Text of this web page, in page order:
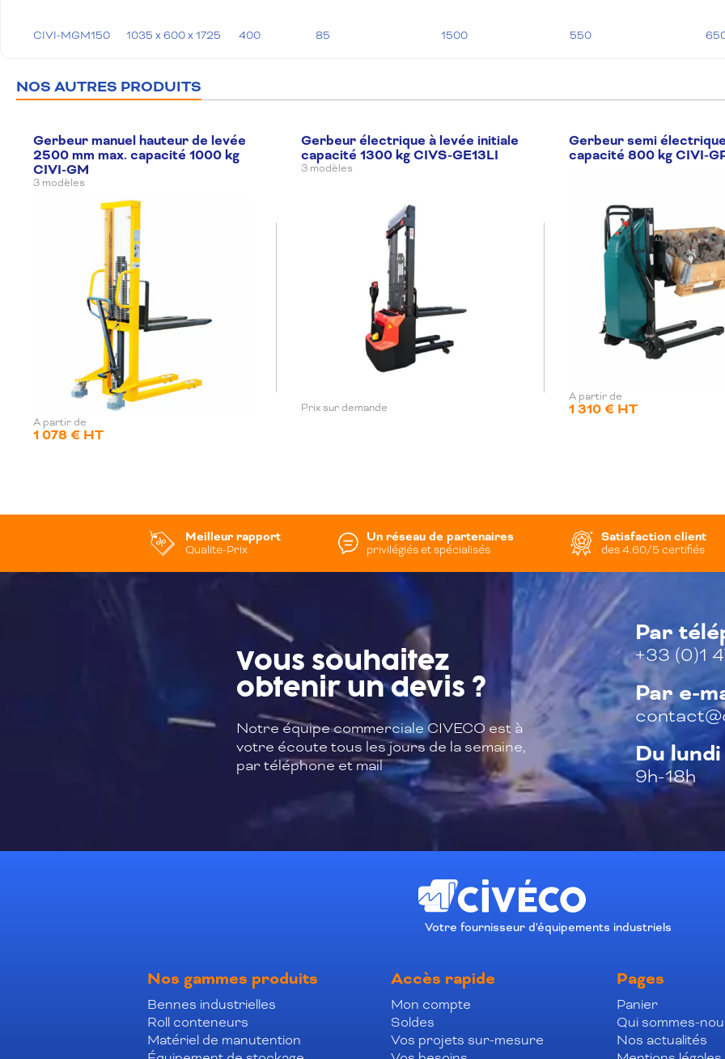
CIVI-MGM150 1035 x 600 x 1725 400 85 1500 550
NOS AUTRES PRODUITS
Gerbeur manuel hauteur de levée
2500 mm max. capacité 1000 kg
CIVI-GM
3 modèles
A partir de
1 078 € HT
Gerbeur électrique à levée initiale
capacité 1300 kg CIVS-GE13LI
3 modèles
Prix sur demande
Gerbeur semi
capacité 800 kg CIVI-
A partir de
1 310 € HT
Meilleur rapport
Qualite-Prix
Un réseau de partenaires
privilégiés et spécialisés
Satisfaction client
des 4.60/5 certifiés
Vous souhaitez
obtenir un devis ?
Notre équipe commerciale CIVECO est à
votre écoute tous les jours de la semaine,
par téléphone et mail
Par
+33 (0)1
Par e-
Du
9h-18h
Votre fournisseur d'équipements industriels
Nos gammes produits
Bennes industrielles
Roll conteneurs
Matériel de manutention
Accès rapide
Mon compte
Soldes
Vos projets sur-mesure
Pages
Panier
Qui sommes-
Nos actualités